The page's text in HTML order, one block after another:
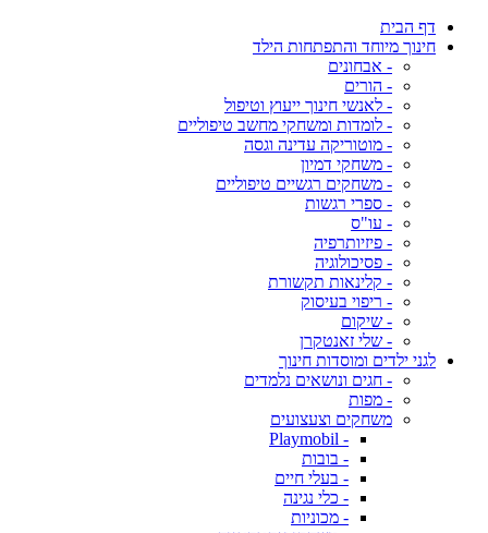
דף הבית
חינוך מיוחד והתפתחות הילד
- אבחונים
- הורים
- לאנשי חינוך ייעוץ וטיפול
- לומדות ומשחקי מחשב טיפוליים
- מוטוריקה עדינה וגסה
- משחקי דמיון
- משחקים רגשיים טיפוליים
- ספרי רגשות
- עו"ס
- פיזיותרפיה
- פסיכולוגיה
- קלינאות תקשורת
- ריפוי בעיסוק
- שיקום
- שלי זאנטקרן
לגני ילדים ומוסדות חינוך
- חגים ונושאים נלמדים
- מפות
משחקים וצעצועים
- Playmobil
- בובות
- בעלי חיים
- כלי נגינה
- מכוניות